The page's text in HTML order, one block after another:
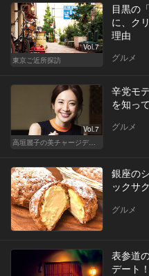
Vol.7
東京ご近所探訪
目黒の
に、ク
理由
グルメ
Vol.7
辛党モ
を知っ
グルメ
銀座の
ックサ
グルメ
表参道
デート